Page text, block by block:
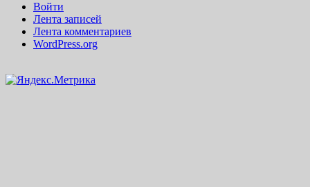
Войти
Лента записей
Лента комментариев
WordPress.org